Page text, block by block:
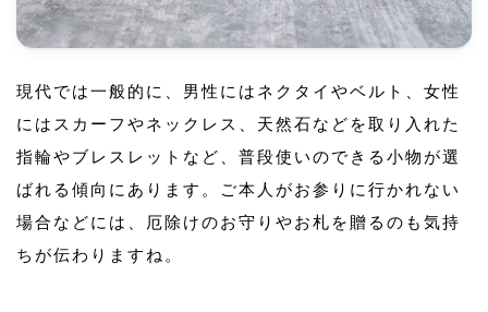
現代では一般的に、男性にはネクタイやベルト、女性
にはスカーフやネックレス、天然石などを取り入れた
指輪やブレスレットなど、普段使いのできる小物が選
ばれる傾向にあります。ご本人がお参りに行かれない
場合などには、厄除けのお守りやお札を贈るのも気持
ちが伝わりますね。